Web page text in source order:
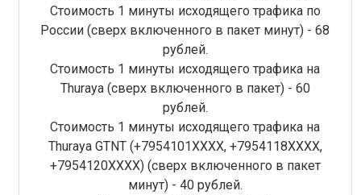
Стоимость 1 минуты исходящего трафика по
России (сверх включенного в пакет минут) - 68
рублей.
Стоимость 1 минуты исходящего трафика на
Thuraya (сверх включенного в пакет) - 60
рублей.
Стоимость 1 минуты исходящего трафика на
Thuraya GTNT (+7954101XXXX, +7954118ХХХХ,
+7954120ХХХХ) (сверх включенного в пакет
минут) - 40 рублей.